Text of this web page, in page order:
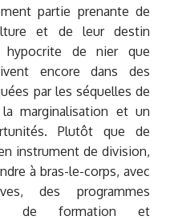
partie prenante de
et de leur destin
de nier que
encore dans des
par les séquelles de
la marginalisation et un
Plutôt que de
instrument de division,
à bras-le-corps, avec
des programmes
de formation et